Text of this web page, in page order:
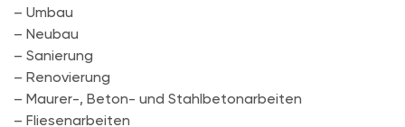
– Umbau
– Neubau
– Sanierung
– Renovierung
– Maurer-, Beton- und Stahlbetonarbeiten
– Fliesenarbeiten